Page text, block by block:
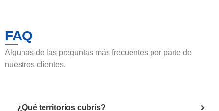
FAQ
Algunas de las preguntas más frecuentes por parte de
nuestros clientes.
¿Qué territorios cubrís?